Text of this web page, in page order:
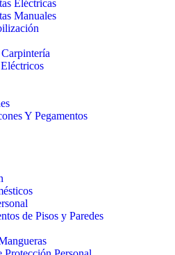
Eléctricas
Manuales
Y Pegamentos
de Pisos y Paredes